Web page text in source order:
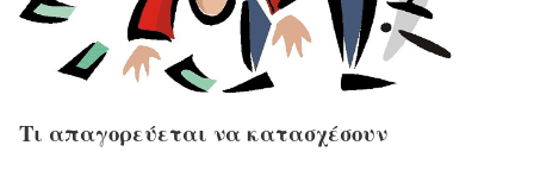
Τι απαγορεύεται να κατασχέσουν